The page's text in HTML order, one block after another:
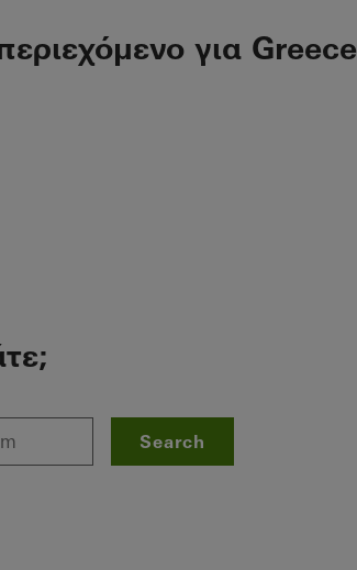
για Greece
Search